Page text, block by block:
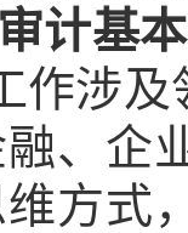
计基
作涉
、企
方式